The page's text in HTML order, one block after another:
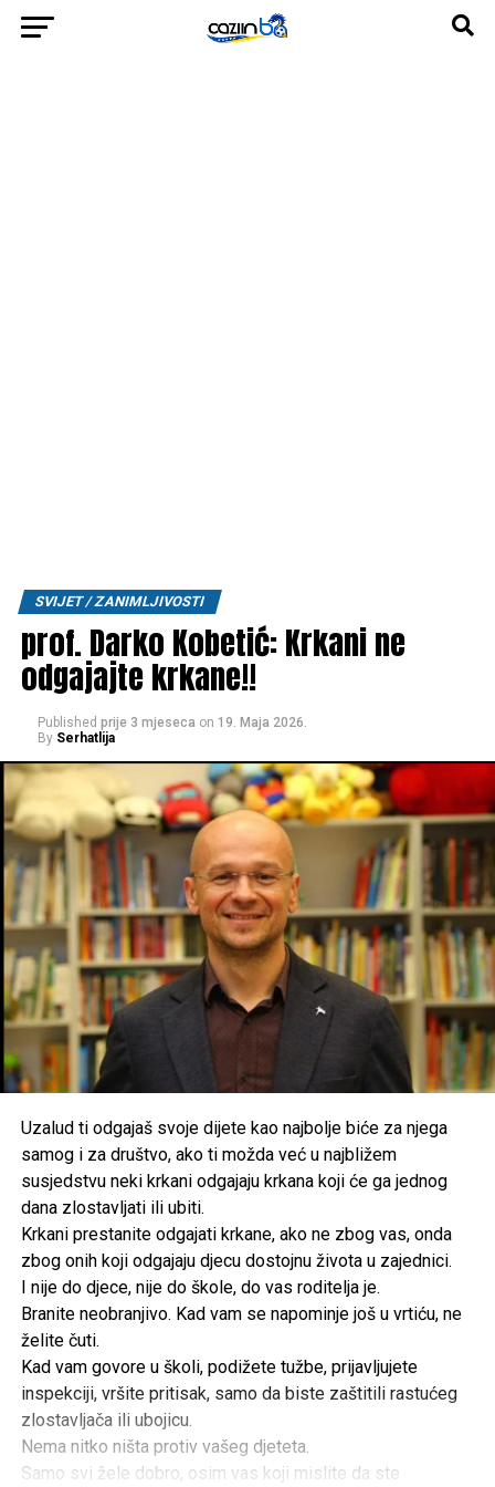
SVIJET / ZANIMLJIVOSTI
prof. Darko Kobetić: Krkani ne
odgajajte krkane!!
Published prije 3 mjeseca on 19. Maja 2026.
By Serhatlija
Uzalud ti odgajaš svoje dijete kao najbolje biće za njega
samog i za društvo, ako ti možda već u najbližem
susjedstvu neki krkani odgajaju krkana koji će ga jednog
dana zlostavljati ili ubiti.
Krkani prestanite odgajati krkane, ako ne zbog vas, onda
zbog onih koji odgajaju djecu dostojnu života u zajednici.
I nije do djece, nije do škole, do vas roditelja je.
Branite neobranjivo. Kad vam se napominje još u vrtiću, ne
želite čuti.
Kad vam govore u školi, podižete tužbe, prijavljujete
inspekciji, vršite pritisak, samo da biste zaštitili rastućeg
zlostavljača ili ubojicu.
Nema nitko ništa protiv vašeg djeteta.
Samo svi žele dobro, osim vas koji mislite da ste